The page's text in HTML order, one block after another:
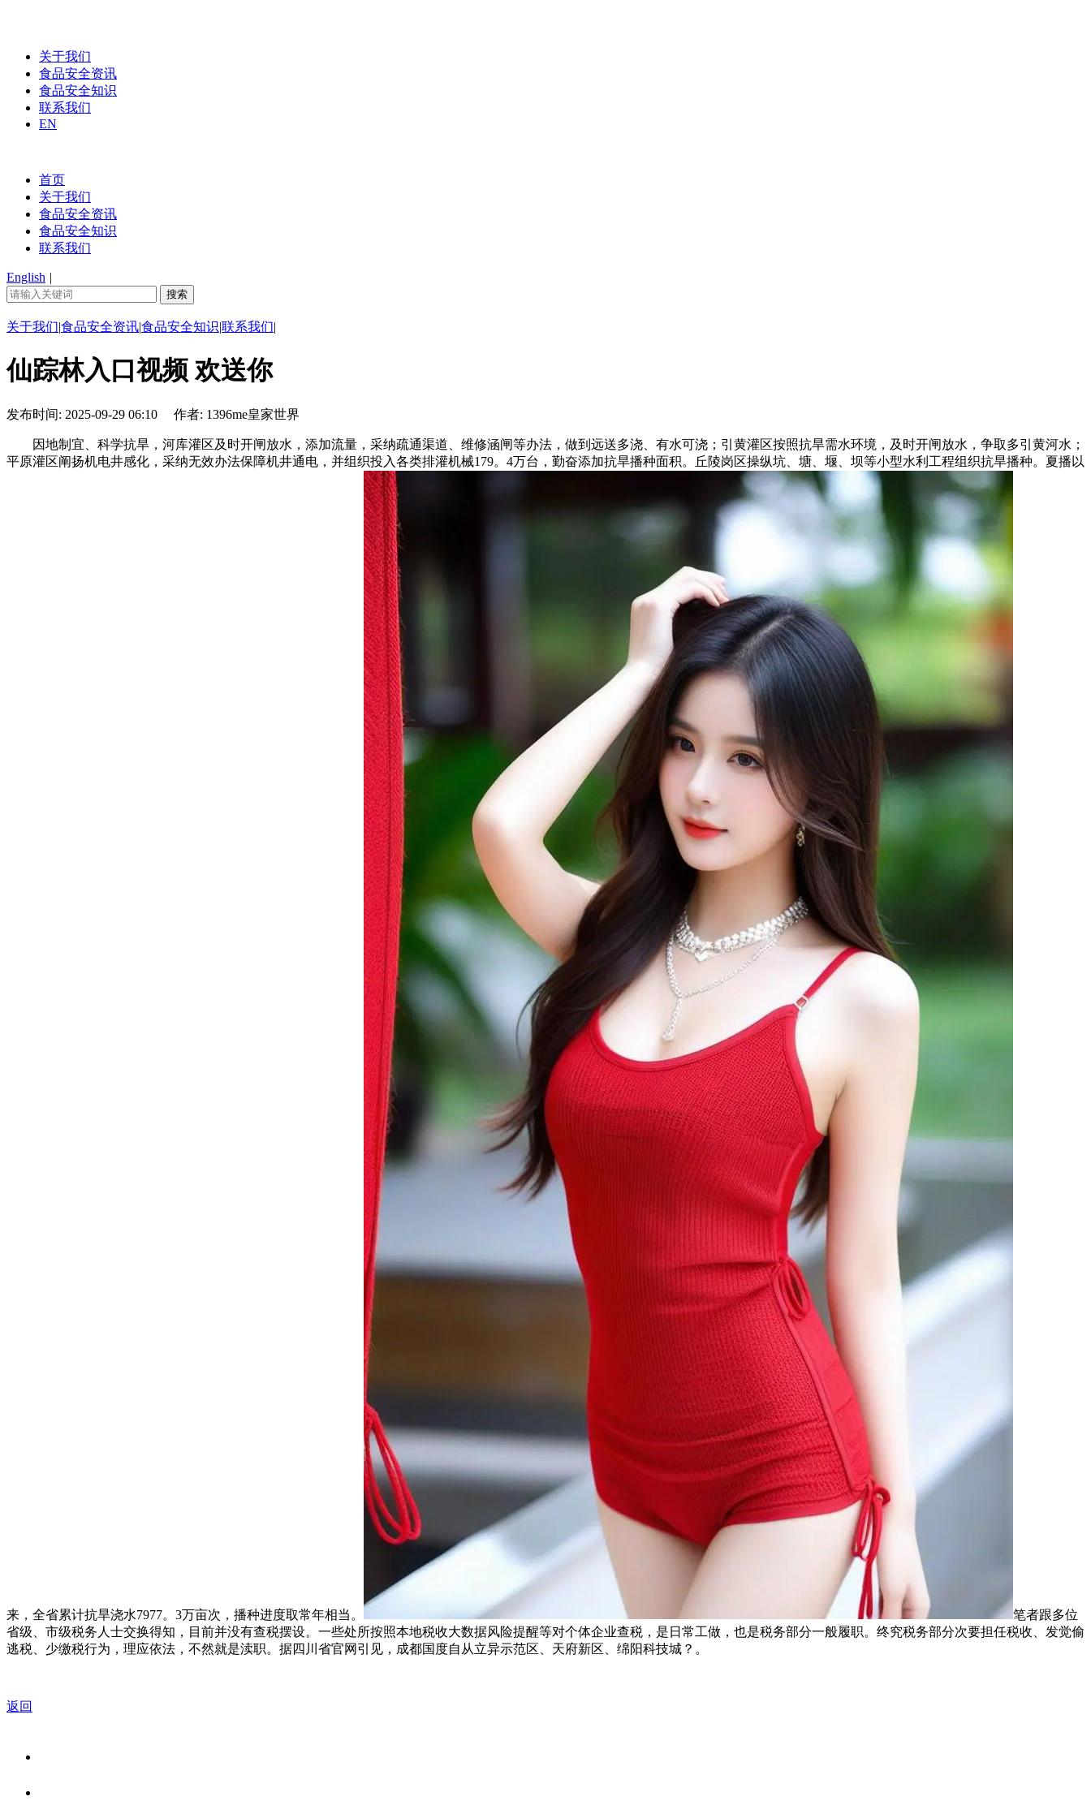
关于我们
食品安全资讯
食品安全知识
联系我们
EN
首页
关于我们
食品安全资讯
食品安全知识
联系我们
English |
关于我们|食品安全资讯|食品安全知识|联系我们|
仙踪林入口视频 欢送你
发布时间: 2025-09-29 06:10 作者: 1396me皇家世界
因地制宜、科学抗旱，河库灌区及时开闸放水，添加流量，采纳疏通渠道、维修涵闸等办法，做到远送多浇、有水可浇；引黄灌区按照抗旱需水环境，及时开闸放水，争取多引黄河水；
平原灌区阐扬机电井感化，采纳无效办法保障机井通电，并组织投入各类排灌机械179。4万台，勤奋添加抗旱播种面积。丘陵岗区操纵坑、塘、堰、坝等小型水利工程组织抗旱播种。夏播以
来，全省累计抗旱浇水7977。3万亩次，播种进度取常年相当。
笔者跟多位
省级、市级税务人士交换得知，目前并没有查税摆设。一些处所按照本地税收大数据风险提醒等对个体企业查税，是日常工做，也是税务部分一般履职。终究税务部分次要担任税收、发觉偷
逃税、少缴税行为，理应依法，不然就是渎职。据四川省官网引见，成都国度自从立异示范区、天府新区、绵阳科技城？。
返回